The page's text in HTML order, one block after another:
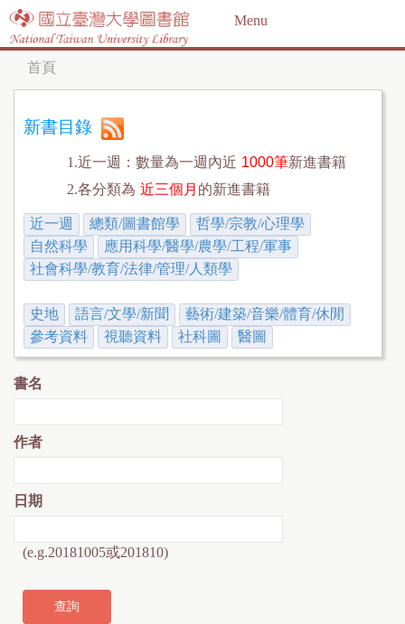
Jump to navigation
Menu
您
在
首頁
新書目錄
1.近一週：數量為一週內近 1000筆新進書籍
2.各分類為 近三個月 的新進書籍
近一週 總類/圖書館學
哲學/宗教/心理學
自然科學
應用科學/醫學/農學/工程/軍事
社會科學/教育/法律/管理/人類學
史地 語言/文學/新聞
藝術/建築/音樂/體育/休閒
參考資料
視聽資料 社科圖 醫圖
書名
作者
日期
(e.g.20181005或201810)